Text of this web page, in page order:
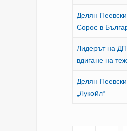
Делян
Сорос в
Лидерът на
вдигане на
Делян
„Лукойл“